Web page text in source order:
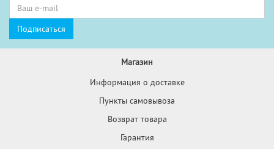
Магазин
Информация о доставке
Пункты самовывоза
Возврат товара
Гарантия